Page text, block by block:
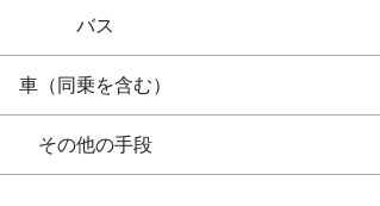
バス
車（同乗を含む）
その他の手段